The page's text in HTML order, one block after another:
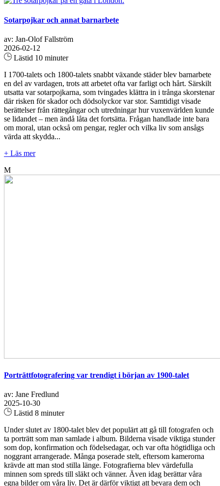
Sotarpojkar och annat barnarbete
av: Jan-Olof Fallström
2026-02-12
Lästid 10 minuter
I 1700-talets och 1800-talets snabbt växande städer blev barnarbete
en del av vardagen, trots att arbetet ofta var farligt och hårt. Särskilt
utsatta var sotarpojkarna, som tvingades klättra in i trånga skorstenar
där risken för skador och dödsolyckor var stor. Samtidigt visade
berättelser från rättegångar och utredningar hur vuxenvärlden kunde
se lidandet – men ändå låta det fortsätta. Frågan handlade inte bara
om moral, utan också om pengar, regler och vilka liv som ansågs
värda att skydda...
+ Läs mer
M
Porträttfotografering var trendigt i början av 1900-talet
av: Jane Fredlund
2025-10-30
Lästid 8 minuter
Under slutet av 1800-talet blev det populärt att gå till fotografen och
ta porträtt som man samlade i album. Bilderna visade viktiga stunder
som dop, konfirmation och födelsedagar, och var ofta högtidliga och
noggrant arrangerade. Många poserade stelt, eftersom kamerorna
krävde att man stod stilla länge. Fotografierna blev värdefulla
minnen som spreds till släkt och vänner. Även idag berättar våra
egna bilder om våra liv. Det är därför viktigt att bevara dem och